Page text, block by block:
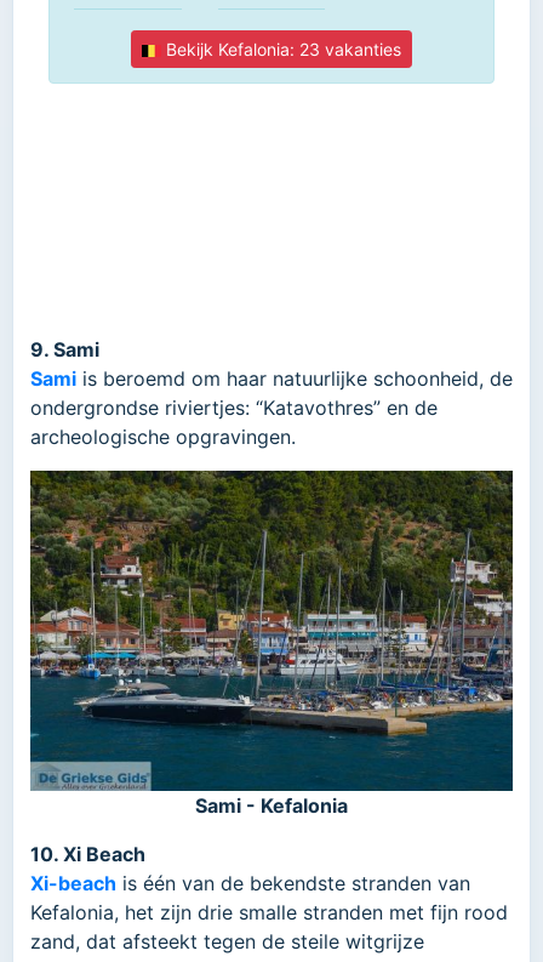
9. Sami
Sami is beroemd om haar natuurlijke schoonheid, de
ondergrondse riviertjes: “Katavothres” en de
archeologische opgravingen.
Sami - Kefalonia
10. Xi Beach
Xi-beach is één van de bekendste stranden van
Kefalonia, het zijn drie smalle stranden met fijn rood
zand, dat afsteekt tegen de steile witgrijze